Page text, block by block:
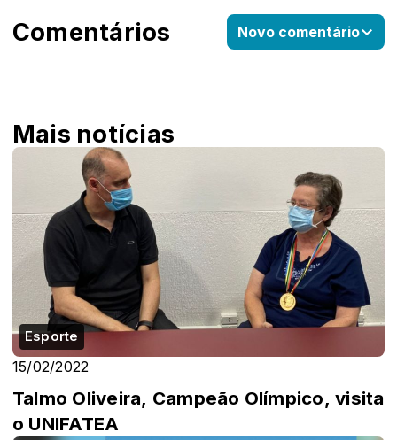
Comentários Novo comentário
Mais notícias
Esporte
15/02/2022
Talmo Oliveira, Campeão Olímpico, visita
o UNIFATEA